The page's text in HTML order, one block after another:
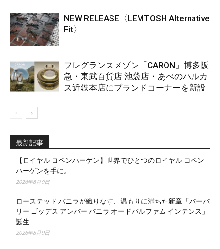
NEW RELEASE〈LEMTOSH Alternative
Fit〉
フレグランスメゾン「CARON」博多阪
急・東武百貨店 池袋店・あべのハルカ
ス近鉄本店にブランドコーナーを新設
最新記事
【ロイヤル コペンハーゲン】世界でひとつのロイヤル コペン
ハーゲンを手に。
2026年8月9日
ローステッド バニラが織りなす、温もりに満ちた新章「バーバ
リー ゴッデス アンバー バニラ オードパルファム インテンス」
誕生
2026年8月9日